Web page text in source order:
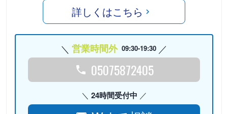
詳しくはこちら
営業時間外 09:30-19:30
05075872405
24時間受付中